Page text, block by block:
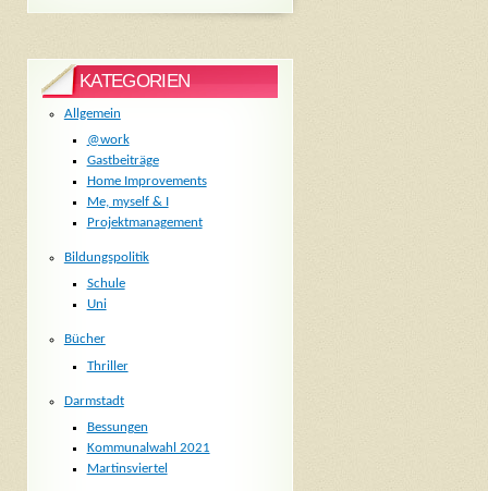
KATEGORIEN
Allgemein
@work
Gastbeiträge
Home Improvements
Me, myself & I
Projektmanagement
Bildungspolitik
Schule
Uni
Bücher
Thriller
Darmstadt
Bessungen
Kommunalwahl 2021
Martinsviertel